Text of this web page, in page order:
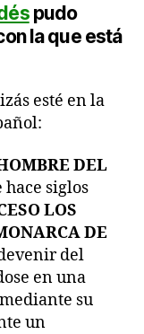
pudo
la que está
esté en la
DEL
hace siglos
LOS
DE
del
en una
su
un